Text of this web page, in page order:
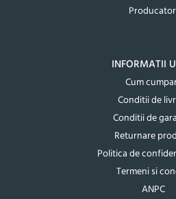
INFORMATII
Cum
Conditii de
Conditii de
Returnare
Politica de
Termeni si
ANPC